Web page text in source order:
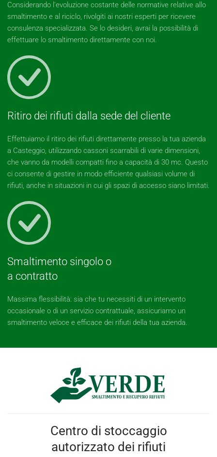
Considerando l'evoluzione costante delle normative relative allo
smaltimento e al riciclo, rivolgiti ai nostri esperti per ricevere
consulenza specializzata. Se lo desideri, avrai la possibilità di
effettuare lo smaltimento direttamente con noi.
Ritiro dei rifiuti dalla sede del cliente
Effettuiamo il ritiro dei rifiuti direttamente presso la tua azienda
a Casteggio, utilizzando cassoni scarrabili di varie dimensioni,
che vanno da modelli compatti fino a capacità di 30 mc. Questo
ci consente di gestire in modo efficiente qualsiasi volume di
rifiuti, anche in situazioni in cui gli spazi di accesso siano limitati.
Smaltimento singolo o
a contratto
Massima flessibilità: sia che tu necessiti di un intervento
occasionale o di un servizio contrattuale, assicuriamo un
smaltimento veloce e efficace dei rifiuti della tua azienda.
Centro di stoccaggio
autorizzato dei rifiuti